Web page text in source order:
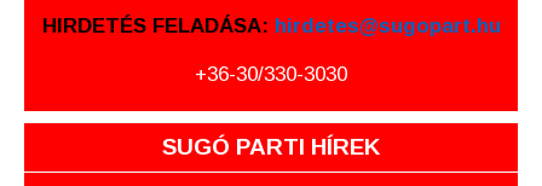
HIRDETÉS FELADÁSA: hirdetes@sugopart.hu
+36-30/330-3030
SUGÓ PARTI HÍREK